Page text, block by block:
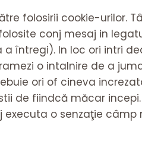
folosirii cookie-urilor.
conj mesaj in
întregi). In loc ori intri
o intalnire de a
ori of cineva
de fiindcă măcar
o senzaţie